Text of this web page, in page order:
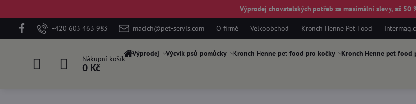
Výprodej chovatelských potřeb za maximální slevy, až 50
+420 603 463 983 macich@pet-servis.com O firmě Velkoobchod Kronch Henne Pet Food
Nákupní košík
0 Kč
Výprodej Výcvik psů pomůcky Kronch Henne pet food pro kočky Kronch Henne pet food